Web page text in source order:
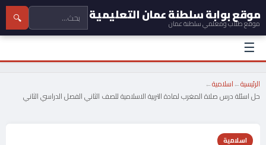
موقع بوابة سلطنة عمان التعليمية
موقع طلاب ومعلمي سلطنة عمان 🔍
☰
الرئيسية←اسلامية←
حل اسئلة درس صلاة المغرب لمادة التربية الاسلامية للصف الثاني الفصل الدراسي الثاني
اسلامية